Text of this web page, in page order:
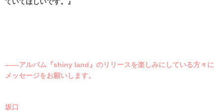
――アルバム『shiny land』のリリースを楽しみにしている方々に
メッセージをお願いします。
坂口